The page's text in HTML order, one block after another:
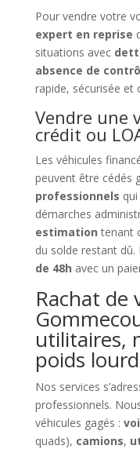
Pour vendre votre
expert en reprise
situations avec
absence de
rapide, sécurisée et
Vendre une
crédit ou
Les véhicules
peuvent être cédés
professionnels
démarches
estimation tenant
du solde restant dû.
de 48h avec un
Rachat de
utilitaires,
poids
Nos services
professionnels.
véhicules gagés :
quads), camions,